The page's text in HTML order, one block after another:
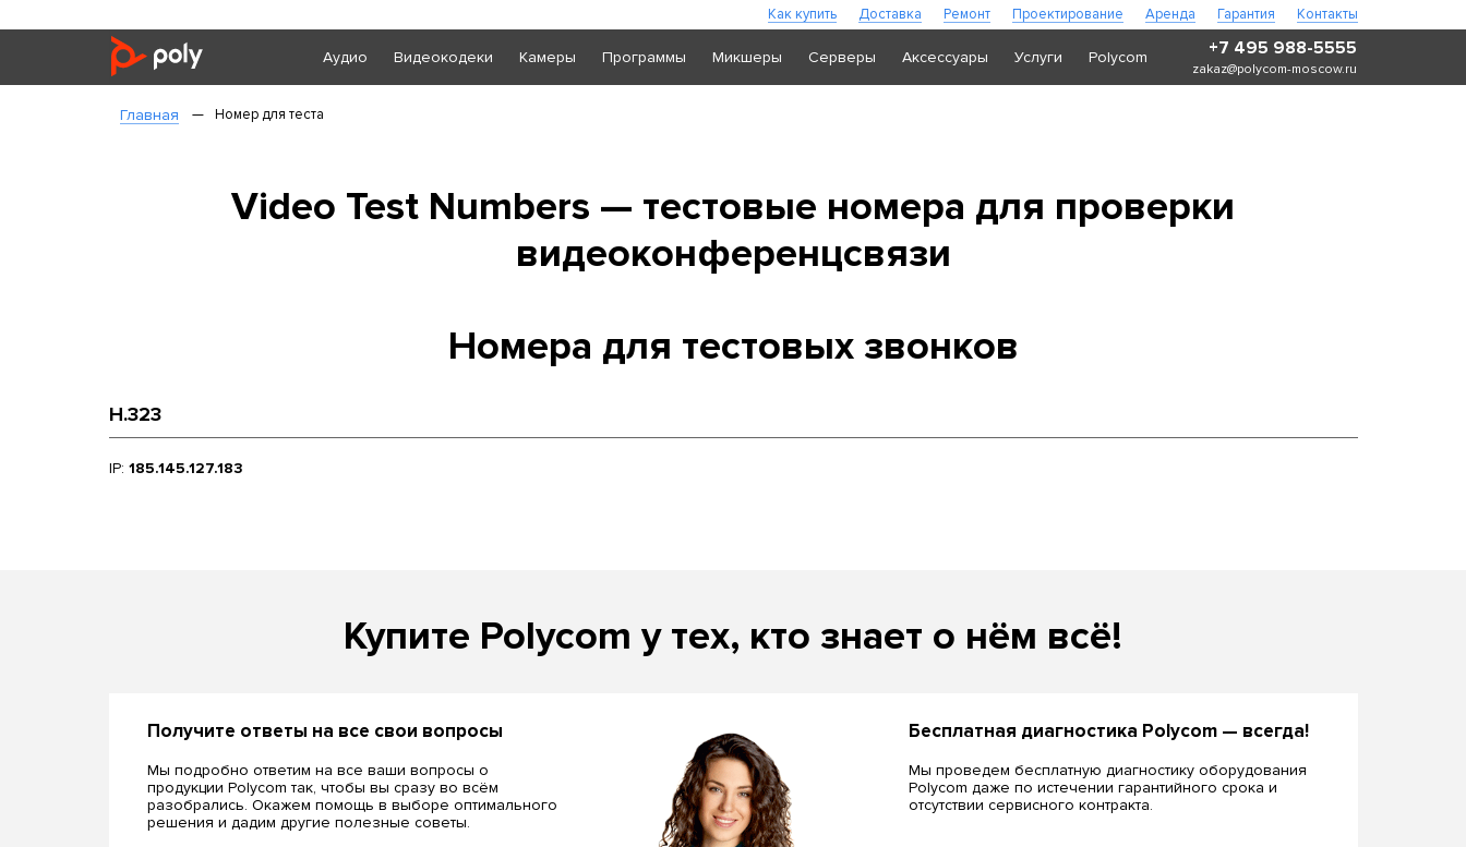
Как купить Доставка Ремонт Проектирование Аренда Гарантия Контакты
Аудио Видеокодеки Камеры Программы Микшеры Серверы Аксессуары Услуги Polycom +7 495 988-5555
zakaz@polycom-moscow.ru
Главная — Номер для теста
Video Test Numbers — тестовые номера для проверки
видеоконференцсвязи
Номера для тестовых звонков
H.323
IP: 185.145.127.183
Купите Polycom у тех, кто знает о нём всё!
Получите ответы на все свои вопросы
Мы подробно ответим на все ваши вопросы о
продукции Polycom так, чтобы вы сразу во всём
разобрались. Окажем помощь в выборе оптимального
решения и дадим другие полезные советы.
Бесплатная диагностика Polycom — всегда!
Мы проведем бесплатную диагностику оборудования
Polycom даже по истечении гарантийного срока и
отсутствии сервисного контракта.